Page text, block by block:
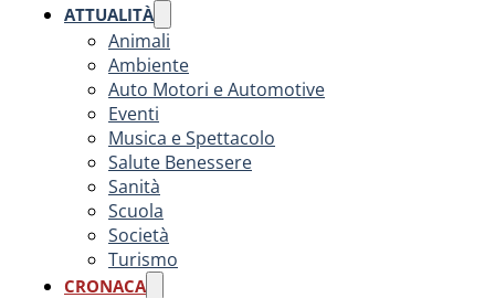
ATTUALITÀ
Animali
Ambiente
Auto Motori e Automotive
Eventi
Musica e Spettacolo
Salute Benessere
Sanità
Scuola
Società
Turismo
CRONACA